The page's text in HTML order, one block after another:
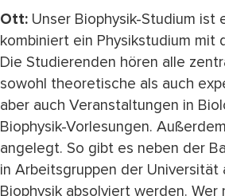
Ott: Unser Biophysik-Studium ist
kombiniert ein Physikstudium mit
Die Studierenden hören alle
sowohl theoretische als auch
aber auch Veranstaltungen in
Biophysik-Vorlesungen.
angelegt. So gibt es neben der
in Arbeitsgruppen der
Biophysik absolviert werden.